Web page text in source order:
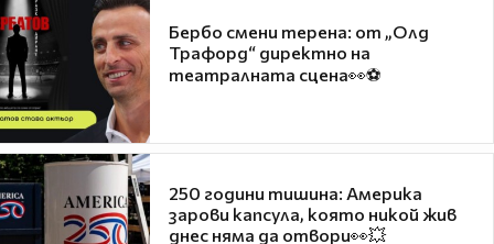
Бербо смени терена: от „Олд
Трафорд“ директно на
театралната сцена👀⚽
250 години тишина: Америка
зарови капсула, която никой жив
днес няма да отвори👀💥